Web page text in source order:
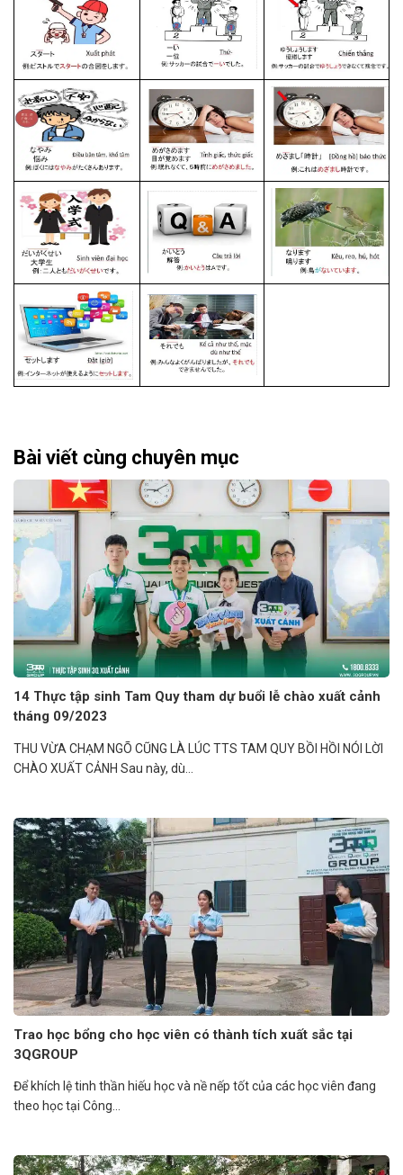
Bài viết cùng chuyên mục
14 Thực tập sinh Tam Quy tham dự buổi lễ chào xuất cảnh
tháng 09/2023
THU VỪA CHẠM NGÕ CŨNG LÀ LÚC TTS TAM QUY BỒI HỒI NÓI LỜI
CHÀO XUẤT CẢNH Sau này, dù...
Trao học bổng cho học viên có thành tích xuất sắc tại
3QGROUP
Để khích lệ tinh thần hiếu học và nề nếp tốt của các học viên đang
theo học tại Công...